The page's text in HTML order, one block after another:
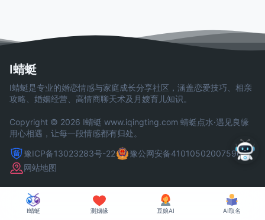
I蜻蜓
I蜻蜓是专业的婚恋情感与家庭成长分享社区，涵盖恋爱技巧、相亲
攻略、婚姻经营、高情商聊天术及月嫂育儿知识。
Copyright © 2026 I蜻蜓 www.iqingting.com 蜻蜓点水·遇见良缘
用心相遇，让每一段情感都有归处。
豫ICP备13023283号-22
豫公网安备41010502007590号
网站地图
I蜻蜓 测姻缘 豆娘AI AI取名